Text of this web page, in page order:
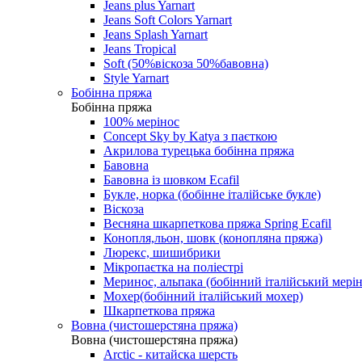
Jeans plus Yarnart
Jeans Soft Colors Yarnart
Jeans Splash Yarnart
Jeans Tropical
Soft (50%віскоза 50%бавовна)
Style Yarnart
Бобінна пряжа
Бобінна пряжа
100% мерінос
Concept Sky by Katya з паєткою
Акрилова турецька бобінна пряжа
Бавовна
Бавовна із шовком Ecafil
Букле, норка (бобінне італійське букле)
Віскоза
Весняна шкарпеткова пряжа Spring Ecafil
Конопля,льон, шовк (конопляна пряжа)
Люрекс, шишибрики
Мікропаєтка на поліестрі
Меринос, альпака (бобінний італійський
Мохер(бобінний італійський мохер)
Шкарпеткова пряжа
Вовна (чистошерстяна пряжа)
Вовна (чистошерстяна пряжа)
Arctic - китайска шерсть